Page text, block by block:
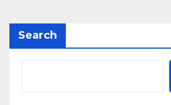
Search